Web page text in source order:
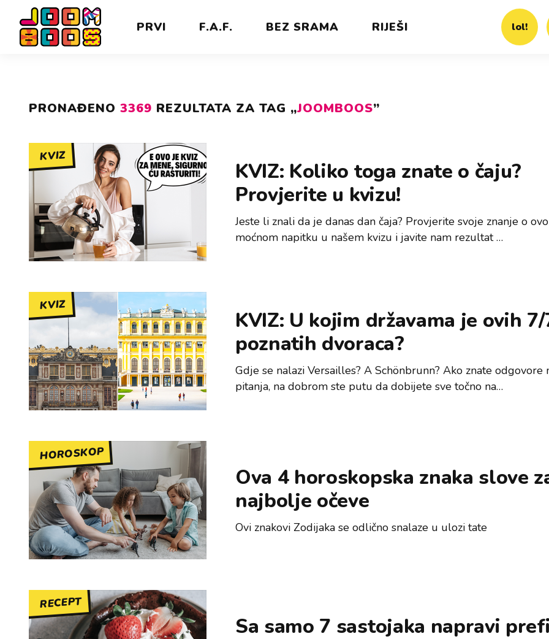
PRVI F.A.F. BEZ SRAMA RIJEŠI lol!
PRONAĐENO 3369 REZULTATA ZA TAG „JOOMBOOS”
KVIZ
KVIZ: Koliko toga znate o čaju?
Provjerite u kvizu!
Jeste li znali da je danas dan čaja? Provjerite svoje znanje o
moćnom napitku u našem kvizu i javite nam rezultat …
KVIZ
KVIZ: U kojim državama je ovih
poznatih dvoraca?
Gdje se nalazi Versailles? A Schönbrunn? Ako znate odgovore
pitanja, na dobrom ste putu da dobijete sve točno na…
HOROSKOP
Ova 4 horoskopska znaka slove
najbolje očeve
Ovi znakovi Zodijaka se odlično snalaze u ulozi tate
RECEPT
Sa samo 7 sastojaka napravi